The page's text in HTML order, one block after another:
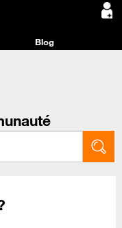
Blog